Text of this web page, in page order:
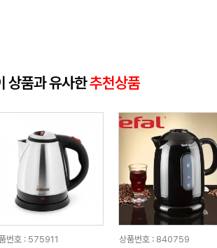
상품과 유사한추천상품
번호 : 575911
상품번호 : 840759